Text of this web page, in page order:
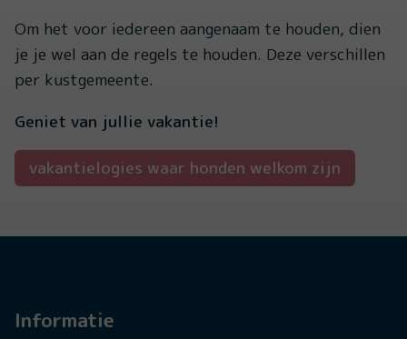
Om het voor iedereen aangenaam te houden, dien
je je wel aan de regels te houden. Deze verschillen
per kustgemeente.
Geniet van jullie vakantie!
vakantielogies waar honden welkom zijn
Informatie